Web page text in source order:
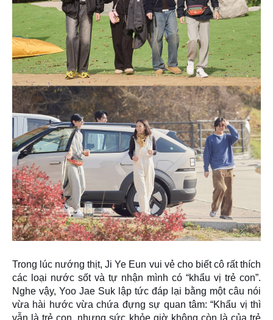
Trong lúc nướng thịt, Ji Ye Eun vui vẻ cho biết cô rất thích
các loại nước sốt và tự nhận mình có “khẩu vị trẻ con”.
Nghe vậy, Yoo Jae Suk lập tức đáp lại bằng một câu nói
vừa hài hước vừa chứa đựng sự quan tâm: “Khẩu vị thì
vẫn là trẻ con, nhưng sức khỏe giờ không còn là của trẻ